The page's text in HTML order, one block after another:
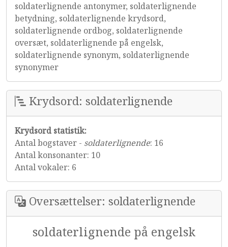
soldaterlignende antonymer, soldaterlignende
betydning, soldaterlignende krydsord,
soldaterlignende ordbog, soldaterlignende
oversæt, soldaterlignende på engelsk,
soldaterlignende synonym, soldaterlignende
synonymer
Krydsord: soldaterlignende
Krydsord statistik:
Antal bogstaver - soldaterlignende: 16
Antal konsonanter: 10
Antal vokaler: 6
Oversættelser: soldaterlignende
soldaterlignende på engelsk